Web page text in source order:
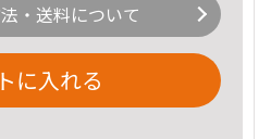
・送料について
に入れる